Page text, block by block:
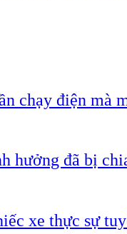
chạy điện mà
hưởng đã bị
xe thực sự